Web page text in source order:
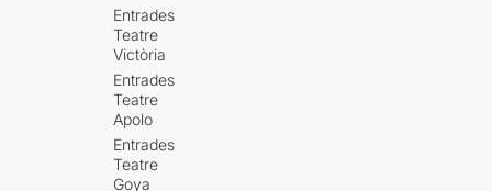
Entrades
Teatre
Victòria
Entrades
Teatre
Apolo
Entrades
Teatre
Goya